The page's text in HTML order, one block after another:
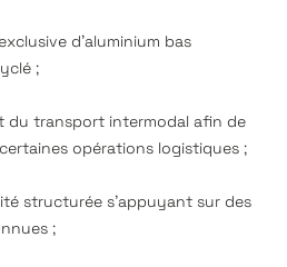
d'aluminium bas
;
du transport intermodal afin de
opérations logistiques ;
structurée s'appuyant sur des
;